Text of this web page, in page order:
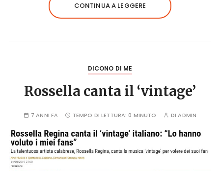
CONTINUA A LEGGERE
DICONO DI ME
Rossella canta il ‘vintage’
7 ANNI FA TEMPO DI LETTURA: 0 MINUTO DIADMIN